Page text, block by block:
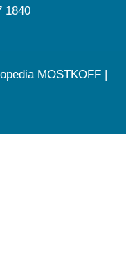
1840
MOSTKOFF |